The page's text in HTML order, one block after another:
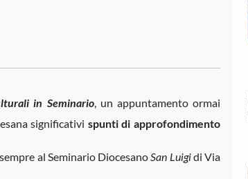
in Seminario, un appuntamento ormai
significativi spunti di approfondimento
al Seminario DiocesanoSan Luigidi Via